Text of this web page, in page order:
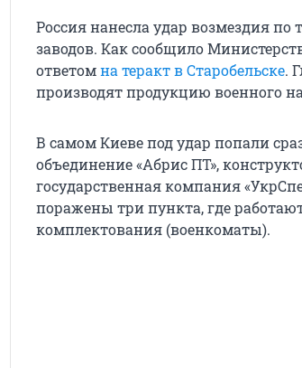
Россия нанесла удар возмездия
заводов. Как сообщило
ответомна теракт в Старобельске.
производят продукцию военного
В самом Киеве под удар попали
объединение «Абрис ПТ»,
государственная компания
поражены три пункта, где
комплектования (военкоматы).